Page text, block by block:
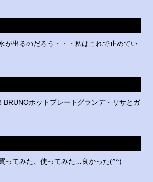
が出るのだろう・・・私はこれで止めてい
BRUNOホットプレートグランデ・リサとガ
ってみた、使ってみた…良かった(^^)